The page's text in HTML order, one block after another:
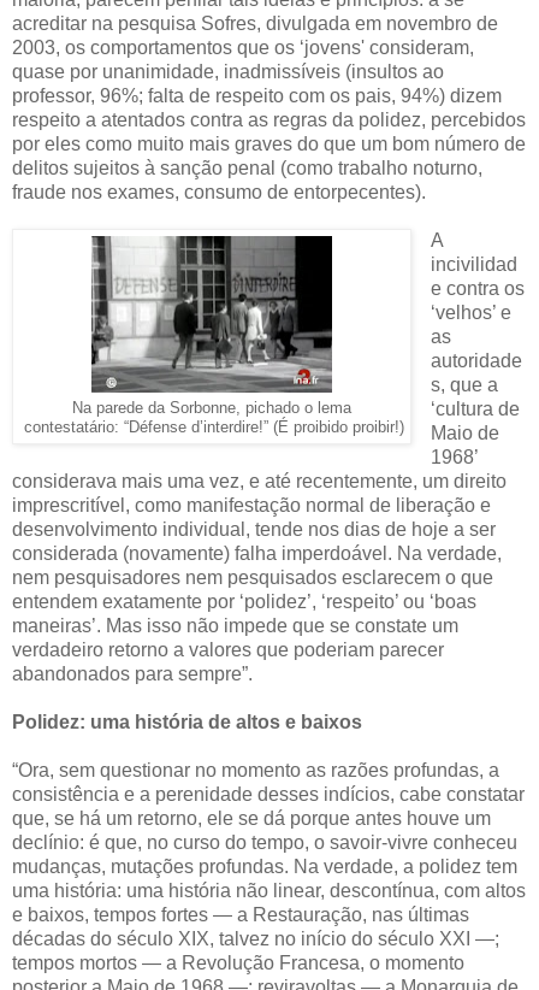
acreditar na pesquisa Sofres, divulgada em novembro de
2003, os comportamentos que os ‘jovens' consideram,
quase por unanimidade, inadmissíveis (insultos ao
professor, 96%; falta de respeito com os pais, 94%) dizem
respeito a atentados contra as regras da polidez, percebidos
por eles como muito mais graves do que um bom número de
delitos sujeitos à sanção penal (como trabalho noturno,
fraude nos exames, consumo de entorpecentes).
Na parede da Sorbonne, pichado o lema
contestatário: “Défense d’interdire!” (É proibido proibir!)
A
incivilidad
e contra os
‘velhos’ e
as
autoridade
s, que a
‘cultura de
Maio de
1968’
considerava mais uma vez, e até recentemente, um direito
imprescritível, como manifestação normal de liberação e
desenvolvimento individual, tende nos dias de hoje a ser
considerada (novamente) falha imperdoável. Na verdade,
nem pesquisadores nem pesquisados esclarecem o que
entendem exatamente por ‘polidez’, ‘respeito’ ou ‘boas
maneiras’. Mas isso não impede que se constate um
verdadeiro retorno a valores que poderiam parecer
abandonados para sempre”.
Polidez: uma história de altos e baixos
“Ora, sem questionar no momento as razões profundas, a
consistência e a perenidade desses indícios, cabe constatar
que, se há um retorno, ele se dá porque antes houve um
declínio: é que, no curso do tempo, o savoir-vivre conheceu
mudanças, mutações profundas. Na verdade, a polidez tem
uma história: uma história não linear, descontínua, com altos
e baixos, tempos fortes — a Restauração, nas últimas
décadas do século XIX, talvez no início do século XXI —;
tempos mortos — a Revolução Francesa, o momento